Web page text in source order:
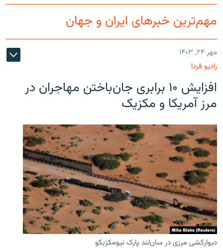
مهم‌ترین خبرهای ایران و جهان
مهر ۲۴, ۱۴۰۳
رادیو فردا
افزایش ۱۰ برابری جان‌باختن مهاجران در
مرز آمریکا و مکزیک
دیوارکشی مرزی در سان‌لند پارک نیومکزیکو